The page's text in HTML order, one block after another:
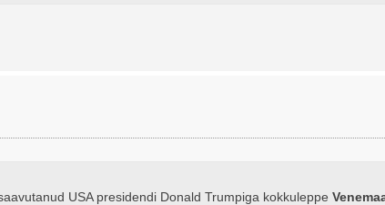
USA presidendi Donald Trumpiga kokkuleppe